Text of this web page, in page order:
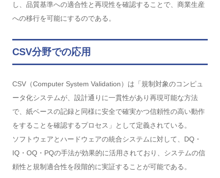
し、品質基準への適合性と再現性を確認することで、商業生産
への移行を可能にするのである。
CSV分野での応用
CSV（Computer System Validation）は「規制対象のコンピュ
ータ化システムが、設計通りに一貫性があり再現可能な方法
で、紙ベースの記録と同様に安全で確実かつ信頼性の高い動作
をすることを確認するプロセス」として定義されている。
ソフトウェアとハードウェアの統合システムに対して、DQ・
IQ・OQ・PQの手法が効果的に活用されており、システムの信
頼性と規制適合性を段階的に実証することが可能である。